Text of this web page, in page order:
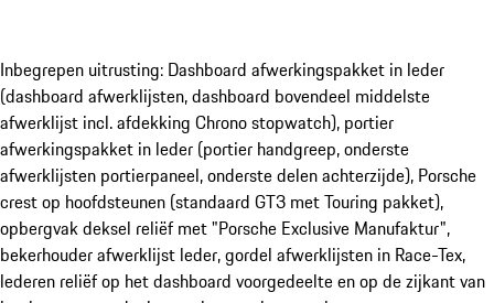
Inbegrepen uitrusting: Dashboard afwerkingspakket in leder
(dashboard afwerklijsten, dashboard bovendeel middelste
afwerklijst incl. afdekking Chrono stopwatch), portier
afwerkingspakket in leder (portier handgreep, onderste
afwerklijsten portierpaneel, onderste delen achterzijde), Porsche
crest op hoofdsteunen (standaard GT3 met Touring pakket),
opbergvak deksel reliëf met "Porsche Exclusive Manufaktur",
bekerhouder afwerklijst leder, gordel afwerklijsten in Race-Tex,
lederen reliëf op het dashboard voorgedeelte en op de zijkant van